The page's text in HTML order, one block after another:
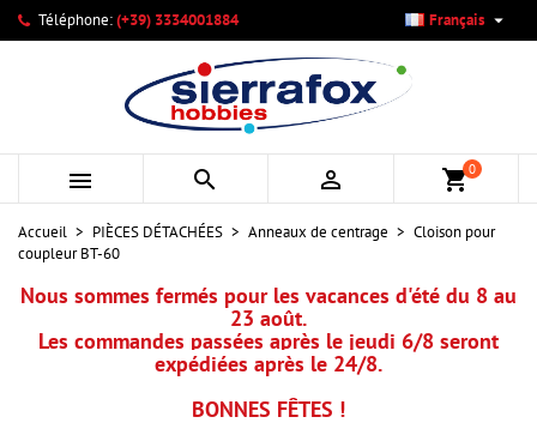
Téléphone:(+39) 3334001884 Français 
   shopping_cart0
Accueil PIÈCES DÉTACHÉES Anneaux de centrage
Cloison pour
coupleur BT-60
Nous sommes fermés pour les vacances d'été du 8 au
23 août.
Les commandes passées après le jeudi 6/8 seront
expédiées après le 24/8.
BONNES FÊTES !
Mes listes d'envies ×
Créer une nouvelle liste
Créer une liste d'envies ×
Nom de la liste d'envies
Annuler Créer une liste d'envies
Connexion ×
Vous devez être connecté pour ajouter des produits à votre
liste d'envies.
Annuler Connexion